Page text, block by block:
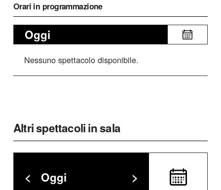
Orari in programmazione
Oggi
Nessuno spettacolo disponibile.
Altri spettacoli in sala
< Oggi >